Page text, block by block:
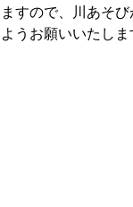
すので、川あそび
うお願いいたしま